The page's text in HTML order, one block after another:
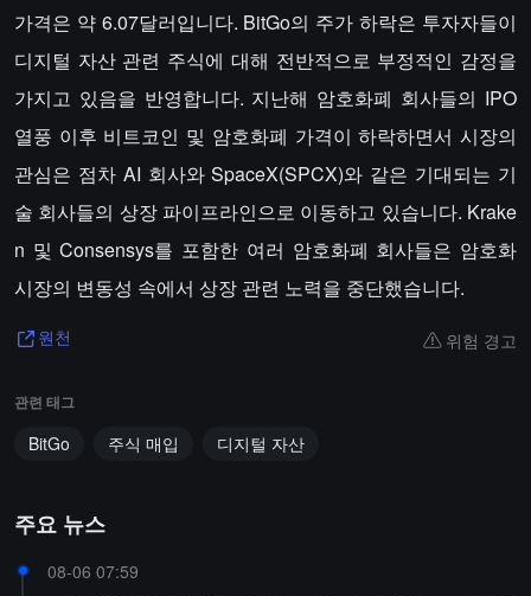
가격은 약 6.07달러입니다. BitGo의 주가 하락은 투자자들이
디지털 자산 관련 주식에 대해 전반적으로 부정적인 감정을
가지고 있음을 반영합니다. 지난해 암호화폐 회사들의 IPO
열풍 이후 비트코인 및 암호화폐 가격이 하락하면서 시장의
관심은 점차 AI 회사와 SpaceX(SPCX)와 같은 기대되는 기
술 회사들의 상장 파이프라인으로 이동하고 있습니다. Krake
n 및 Consensys를 포함한 여러 암호화폐 회사들은 암호화
시장의 변동성 속에서 상장 관련 노력을 중단했습니다.
원천 위험 경고
관련 태그
BitGo 주식 매입 디지털 자산
주요 뉴스
08-06 07:59